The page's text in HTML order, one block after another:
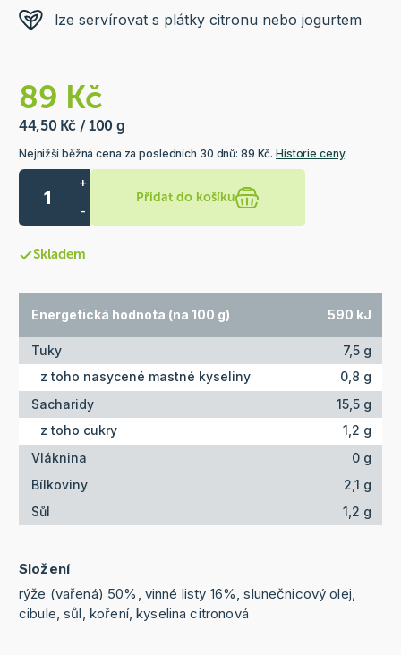
lze servírovat s plátky citronu nebo jogurtem
89 Kč
44,50 Kč / 100 g
Nejnižší běžná cena za posledních 30 dnů: 89 Kč.Historie ceny.
+
-
Přidat do košíku
Skladem
Energetická hodnota (na 100 g) 590 kJ
Tuky
7,5 g
z toho nasycené mastné kyseliny
0,8 g
Sacharidy
15,5 g
z toho cukry
1,2 g
Vláknina
0 g
Bílkoviny
2,1 g
Sůl
1,2 g
Složení
rýže (vařená) 50%, vinné listy 16%, slunečnicový olej,
cibule, sůl, koření, kyselina citronová